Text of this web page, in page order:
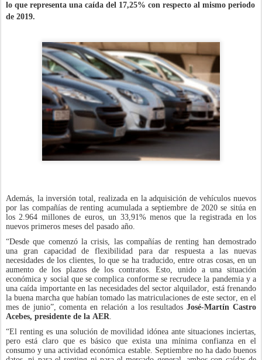
lo que representa una caída del 17,25% con respecto al mismo periodo
de 2019.
Además, la inversión total, realizada en la adquisición de vehículos nuevos
por las compañías de renting acumulada a septiembre de 2020 se sitúa en
los 2.964 millones de euros, un 33,91% menos que la registrada en los
nuevos primeros meses del pasado año.
“Desde que comenzó la crisis, las compañías de renting han demostrado
una gran capacidad de flexibilidad para dar respuesta a las nuevas
necesidades de los clientes, lo que se ha traducido, entre otras cosas, en un
aumento de los plazos de los contratos. Esto, unido a una situación
económica y social que se complica conforme se recrudece la pandemia y a
una caída importante en las necesidades del sector alquilador, está frenando
la buena marcha que habían tomado las matriculaciones de este sector, en el
mes de junio”, comenta en relación a los resultadosJosé-Martín Castro
Acebes, presidente de la AER
“El renting es una solución de movilidad idónea ante situaciones inciertas,
pero está claro que es básico que exista una mínima confianza en el
consumo y una actividad económica estable. Septiembre no ha dado buenos